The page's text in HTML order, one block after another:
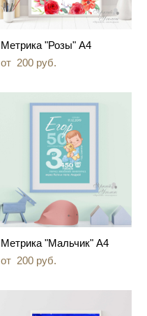
Метрика "Розы" А4
от 200 pуб.
Метрика "Мальчик" А4
от 200 pуб.